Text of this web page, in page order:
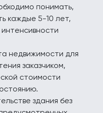
понимать,
каждые 5-10 лет,
недвижимости для
заказчиком,
стоимости
здания без